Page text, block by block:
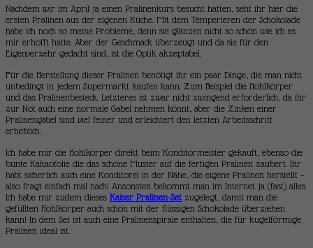
Nachdem wir im April ja einen Pralinenkurs besucht hatten, seht ihr hier die
ersten Pralinen aus der eigenen Küche. Mit dem Temperieren der Schokolade
habe ich noch so meine Probleme, denn sie glänzen nicht so schön wie ich es
mir erhofft hatte. Aber der Geschmack überzeugt und da sie für den
Eigenverzehr gedacht sind, ist die Optik akzeptabel.
Für die Herstellung dieser Pralinen benötigt ihr ein paar Dinge, die man nicht
unbedingt in jedem Supermarkt kaufen kann. Zum Beispiel die Hohlkörper
und das Pralinenbesteck. Letzteres ist zwar nicht zwingend erforderlich, da ihr
zur Not auch eine normale Gabel nehmen könnt, aber die Zinken einer
Pralinengabel sind viel feiner und erleichtert den letzten Arbeitsschritt
erheblich.
Ich habe mir die Hohlkörper direkt beim Konditormeister gekauft, ebenso die
bunte Kakaofolie die das schöne Muster auf die fertigen Pralinen zaubert. Ihr
habt sicherlich auch eine Konditorei in der Nähe, die eigene Pralinen herstellt –
also fragt einfach mal nach! Ansonsten bekommt man im Internet ja (fast) alles.
Ich habe mir zudem dieses Kaiser Pralinen-Set zugelegt, damit man die
gefüllten Hohlkörper auch schön mit der flüssigen Schokolade überziehen
kann! In dem Set ist auch eine Pralinenspirale enthalten, die für kugelförmige
Pralinen ideal ist.